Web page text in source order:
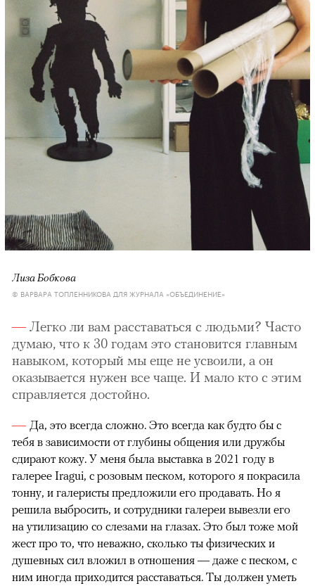
Лиза Бобкова
© ВАРВАРА ТОПЛЕННИКОВА ДЛЯ ЖУРНАЛА «ОБЪЕДИНЕНИЕ»
Легко ли вам расставаться с людьми? Часто
думаю, что к 30 годам это становится главным
навыком, который мы еще не усвоили, а он
оказывается нужен все чаще. И мало кто с этим
справляется достойно.
Да, это всегда сложно. Это всегда как будто бы с
тебя в зависимости от глубины общения или дружбы
сдирают кожу. У меня была выставка в 2021 году в
галерее Iragui, с розовым песком, которого я покрасила
тонну, и галеристы предложили его продавать. Но я
решила выбросить, и сотрудники галереи вывезли его
на утилизацию со слезами на глазах. Это был тоже мой
жест про то, что неважно, сколько ты физических и
душевных сил вложил в отношения — даже с песком, с
ним иногда приходится расставаться. Ты должен уметь